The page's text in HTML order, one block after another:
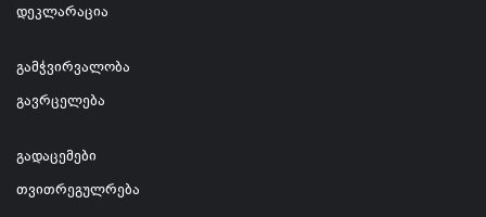
დეკლარაცია
გამჭვირვალობა
გავრცელება
გადაცემები
თვითრეგულრება